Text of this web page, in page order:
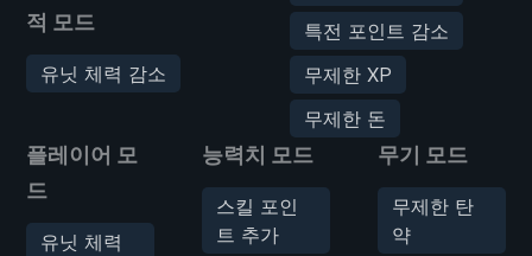
적 모드
유닛 체력 감소
특전 포인트 감소
무제한 XP
무제한 돈
플레이어 모
드
유닛 체력
능력치 모드
스킬 포인
트 추가
무기 모드
무제한 탄
약